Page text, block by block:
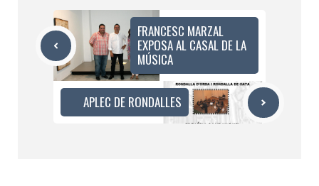
FRANCESC MARZAL
EXPOSA AL CASAL DE LA
MÚSICA
APLEC DE RONDALLES